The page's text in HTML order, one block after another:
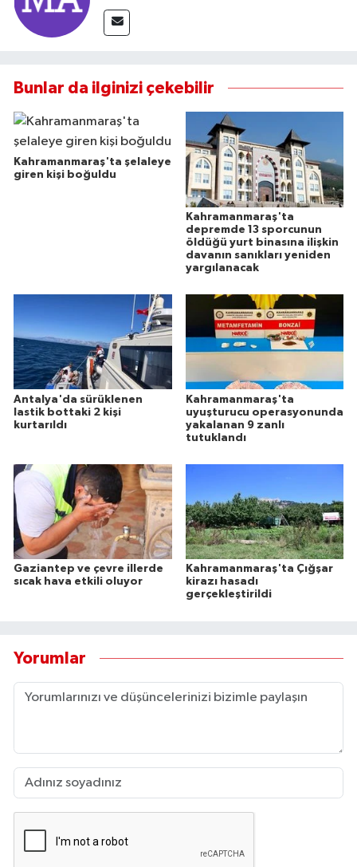
Bunlar da ilginizi çekebilir
Kahramanmaraş'ta şelaleye
giren kişi boğuldu
Kahramanmaraş'ta
depremde 13 sporcunun
öldüğü yurt binasına ilişkin
davanın sanıkları yeniden
yargılanacak
Antalya'da sürüklenen
lastik bottaki 2 kişi
kurtarıldı
Kahramanmaraş'ta
uyuşturucu operasyonunda
yakalanan 9 zanlı
tutuklandı
Gaziantep ve çevre illerde
sıcak hava etkili oluyor
Kahramanmaraş'ta Çığşar
kirazı hasadı
gerçekleştirildi
Yorumlar